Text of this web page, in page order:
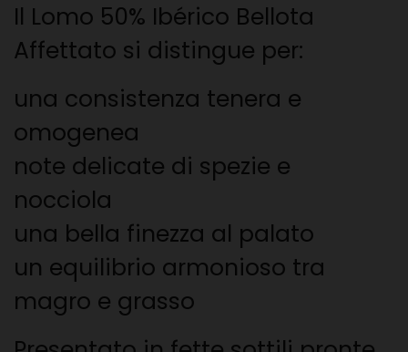
Il Lomo 50% Ibérico Bellota
Affettato si distingue per:
una consistenza tenera e
omogenea
note delicate di spezie e
nocciola
una bella finezza al palato
un equilibrio armonioso tra
magro e grasso